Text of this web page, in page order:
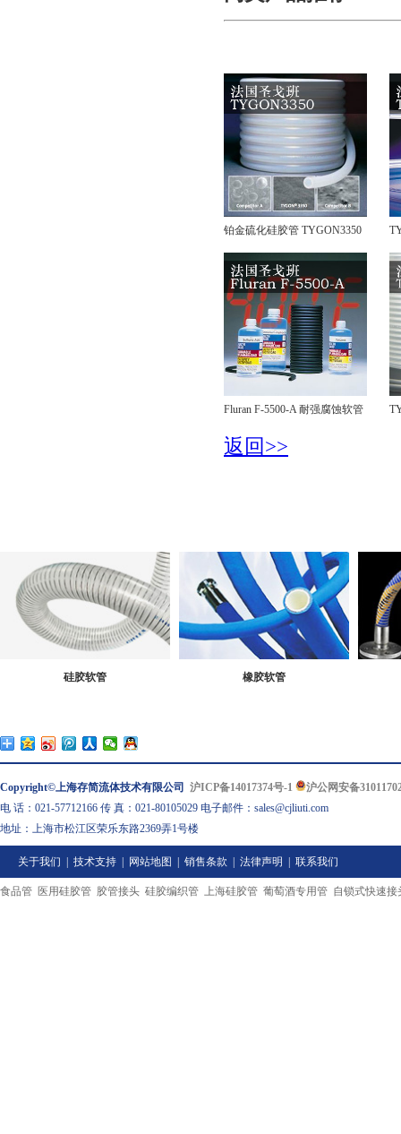
铂金硫化硅胶管 TYGON3350
Fluran F-5500-A 耐强腐蚀软管
返回>>
硅胶软管 橡胶软管
Copyright©上海存简流体技术有限公司 沪ICP备14017374号-1
沪公网安备
电 话：021-57712166 传 真：021-80105029 电子邮件：sales@cjliuti.com
地址：上海市松江区荣乐东路2369弄1号楼
关于我们 技术支持 网站地图 销售条款 法律声明 联系我们
食品管 医用硅胶管 胶管接头 硅胶编织管 上海硅胶管 葡萄酒专用管 自锁式快速接